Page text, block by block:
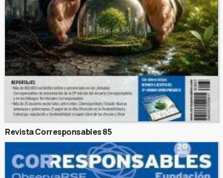
Revista Corresponsables 85